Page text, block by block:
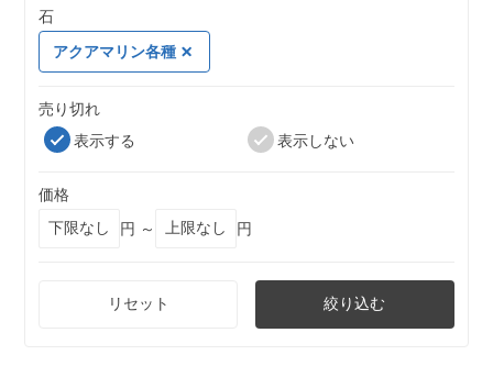
石
アクアマリン各種
売り切れ
表示する
表示しない
価格
円 ～
円
リセット 絞り込む